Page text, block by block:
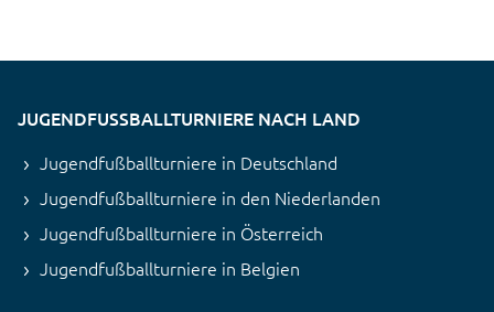
JUGENDFUSSBALLTURNIERE NACH LAND
Jugendfußballturniere in Deutschland
Jugendfußballturniere in den Niederlanden
Jugendfußballturniere in Österreich
Jugendfußballturniere in Belgien